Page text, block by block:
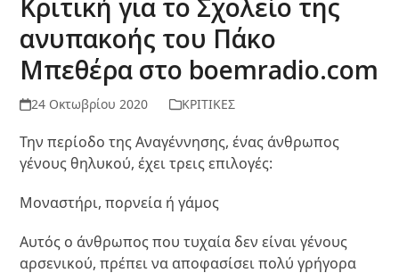
Κριτική για το Σχολείο της
ανυπακοής του Πάκο
Μπεθέρα στο boemradio.com
24 Οκτωβρίου 2020 ΚΡΙΤΙΚΕΣ
Την περίοδο της Αναγέννησης, ένας άνθρωπος
γένους θηλυκού, έχει τρεις επιλογές:
Μοναστήρι, πορνεία ή γάμος
Αυτός ο άνθρωπος που τυχαία δεν είναι γένους
αρσενικού, πρέπει να αποφασίσει πολύ γρήγορα